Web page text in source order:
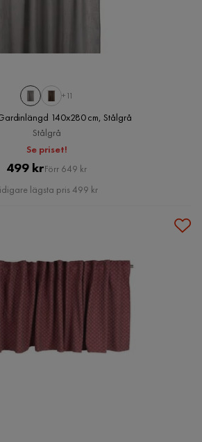
+11
140x280 cm, Stålgrå
Stålgrå
Se priset!
Pris
499 krOriginal
Pris
Förr 649 kr
lägsta pris 499 kr